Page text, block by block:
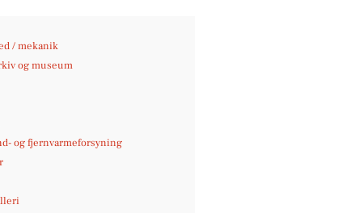
/ mekanik
og museum
og fjernvarmeforsyning